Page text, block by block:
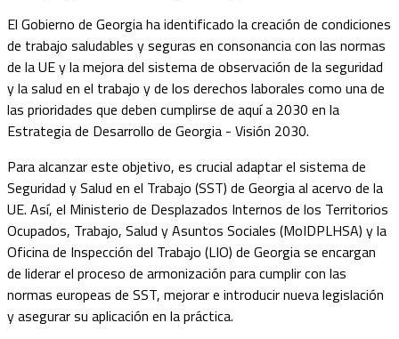
El Gobierno de Georgia ha identificado la creación de condiciones
de trabajo saludables y seguras en consonancia con las normas
de la UE y la mejora del sistema de observación de la seguridad
y la salud en el trabajo y de los derechos laborales como una de
las prioridades que deben cumplirse de aquí a 2030 en la
Estrategia de Desarrollo de Georgia - Visión 2030.
Para alcanzar este objetivo, es crucial adaptar el sistema de
Seguridad y Salud en el Trabajo (SST) de Georgia al acervo de la
UE. Así, el Ministerio de Desplazados Internos de los Territorios
Ocupados, Trabajo, Salud y Asuntos Sociales (MoIDPLHSA) y la
Oficina de Inspección del Trabajo (LIO) de Georgia se encargan
de liderar el proceso de armonización para cumplir con las
normas europeas de SST, mejorar e introducir nueva legislación
y asegurar su aplicación en la práctica.